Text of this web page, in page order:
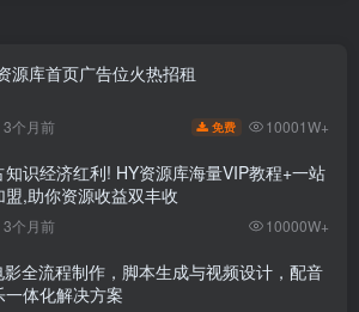
源库首页广告位火热招租
3个月前 免费 10001W+
知识经济红利! HY资源库海量VIP教程+一站
盟,助你资源收益双丰收
3个月前 10000W+
影全流程制作，脚本生成与视频设计，配音
一体化解决方案